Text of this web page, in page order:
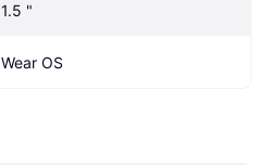
1.5 "
Wear OS